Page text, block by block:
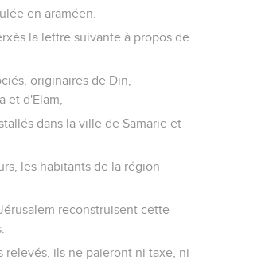
en araméen.
la lettre suivante à propos de
originaires de Din,
et d'Elam,
dans la ville de Samarie et
les habitants de la région
reconstruisent cette
relevés, ils ne paieront ni taxe, ni